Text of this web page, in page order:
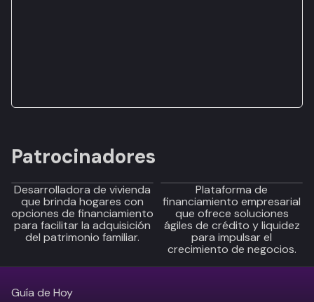
Patrocinadores
Desarrolladora de vivienda
que brinda hogares con
opciones de financiamiento
para facilitar la adquisición
del patrimonio familiar.
Plataforma de
financiamiento empresarial
que ofrece soluciones
ágiles de crédito y liquidez
para impulsar el
crecimiento de negocios.
Guía de Hoy